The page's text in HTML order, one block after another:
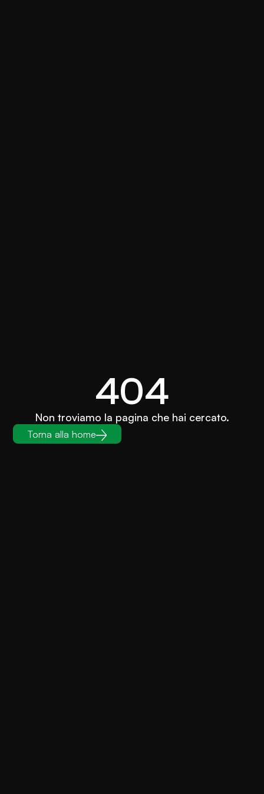
404
Non troviamo la pagina che hai cercato.
Torna alla home